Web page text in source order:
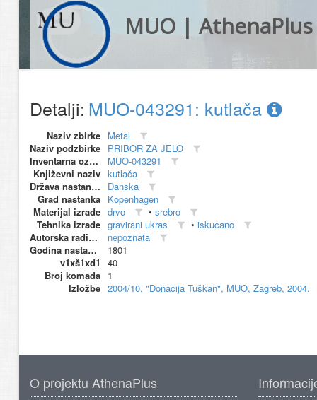
MUO | AthenaPlus
Detalji: MUO-043291: kutlača
Naziv zbirke Metal
Naziv podzbirke PRIBOR ZA JELO
Inventarna oznaka
MUO-043291
Književni naziv kutlača
Država nastanka
Danska
Grad nastanka Kopenhagen
Materijal izrade drvo • srebro
Tehnika izrade gravirani ukras • iskucano
Autorska radionica (proizvođač)
nepoznata
Godina nastanka
1801
v1xš1xd1
40
Broj komada 1
Izložbe 2004/10, "Donacija Tuškan", MUO, Zagreb, 2004.
O projektu AthenaPlus